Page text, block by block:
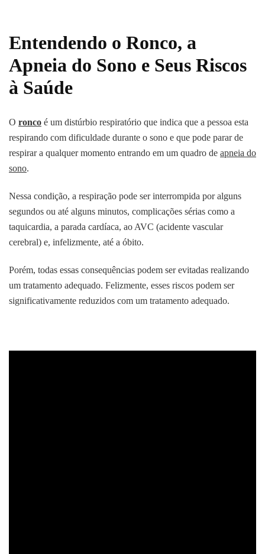
Entendendo o Ronco, a
Apneia do Sono e Seus Riscos
à Saúde
O ronco é um distúrbio respiratório que indica que a pessoa esta
respirando com dificuldade durante o sono e que pode parar de
respirar a qualquer momento entrando em um quadro de apneia do
sono.
Nessa condição, a respiração pode ser interrompida por alguns
segundos ou até alguns minutos, complicações sérias como a
taquicardia, a parada cardíaca, ao AVC (acidente vascular
cerebral) e, infelizmente, até a óbito.
Porém, todas essas consequências podem ser evitadas realizando
um tratamento adequado. Felizmente, esses riscos podem ser
significativamente reduzidos com um tratamento adequado.